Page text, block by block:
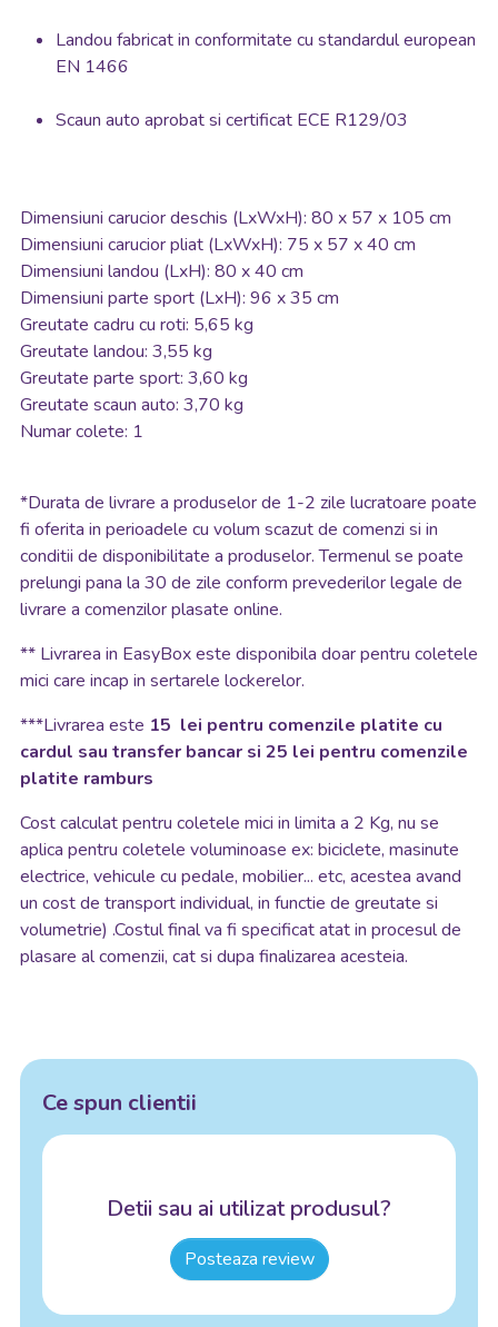
Landou fabricat in conformitate cu standardul european
EN 1466
Scaun auto aprobat si certificat ECE R129/03
Dimensiuni carucior deschis (LxWxH): 80 x 57 x 105 cm
Dimensiuni carucior pliat (LxWxH): 75 x 57 x 40 cm
Dimensiuni landou (LxH): 80 x 40 cm
Dimensiuni parte sport (LxH): 96 x 35 cm
Greutate cadru cu roti: 5,65 kg
Greutate landou: 3,55 kg
Greutate parte sport: 3,60 kg
Greutate scaun auto: 3,70 kg
Numar colete: 1
*Durata de livrare a produselor de 1-2 zile lucratoare poate
fi oferita in perioadele cu volum scazut de comenzi si in
conditii de disponibilitate a produselor. Termenul se poate
prelungi pana la 30 de zile conform prevederilor legale de
livrare a comenzilor plasate online.
** Livrarea in EasyBox este disponibila doar pentru coletele
mici care incap in sertarele lockerelor.
***Livrarea este 15 lei pentru comenzile platite cu
cardul sau transfer bancar si 25 lei pentru comenzile
platite ramburs
Cost calculat pentru coletele mici in limita a 2 Kg, nu se
aplica pentru coletele voluminoase ex: biciclete, masinute
electrice, vehicule cu pedale, mobilier... etc, acestea avand
un cost de transport individual, in functie de greutate si
volumetrie) .Costul final va fi specificat atat in procesul de
plasare al comenzii, cat si dupa finalizarea acesteia.
Ce spun clientii
Detii sau ai utilizat produsul?
Posteaza review